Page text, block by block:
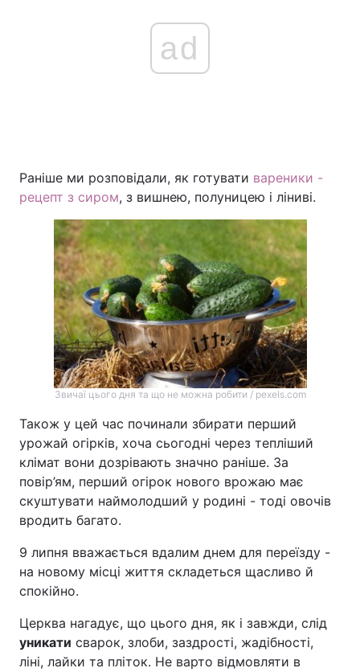
ad
Раніше ми розповідали, як готувати вареники -
рецепт з сиром, з вишнею, полуницею і ліниві.
Звичаї цього дня та що не можна робити / pexels.com
Також у цей час починали збирати перший
урожай огірків, хоча сьогодні через тепліший
клімат вони дозрівають значно раніше. За
повір’ям, перший огірок нового врожаю має
скуштувати наймолодший у родині - тоді овочів
вродить багато.
9 липня вважається вдалим днем для переїзду -
на новому місці життя складеться щасливо й
спокійно.
Церква нагадує, що цього дня, як і завжди, слід
уникати сварок, злоби, заздрості, жадібності,
ліні, лайки та пліток. Не варто відмовляти в